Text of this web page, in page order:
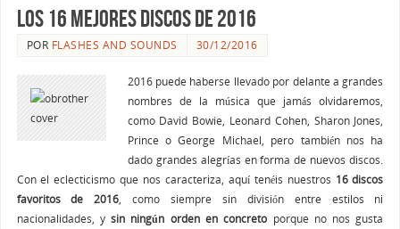
Los 16 mejores discos de 2016
POR FLASHES AND SOUNDS 30/12/2016
2016 puede haberse llevado por delante a grandes
nombres de la música que jamás olvidaremos,
como David Bowie, Leonard Cohen, Sharon Jones,
Prince o George Michael, pero también nos ha
dado grandes alegrías en forma de nuevos discos.
Con el eclecticismo que nos caracteriza, aquí tenéis nuestros 16 discos
favoritos de 2016 , como siempre sin división entre estilos ni
nacionalidades, ysin ningún orden en concreto porque no nos gusta